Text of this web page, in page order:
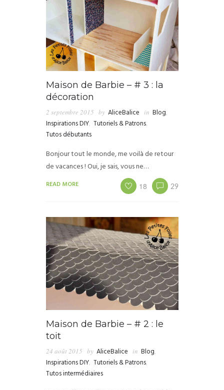
Maison de Barbie – # 3 : la
décoration
2 septembre 2015 by AliceBalice in Blog
Inspirations DIY, Tutoriels & Patrons,
Tutos débutants
Bonjour tout le monde, me voilà de retour
de vacances ! Oui, je sais, vous ne…
READ MORE 18 29
Maison de Barbie – # 2 : le
toit
24 août 2015 by AliceBalice in Blog,
Inspirations DIY, Tutoriels & Patrons,
Tutos intermédiaires